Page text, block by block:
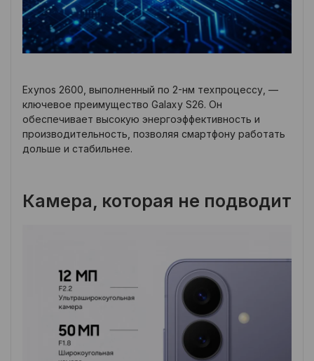
Exynos 2600, выполненный по 2-нм техпроцессу, —
ключевое преимущество Galaxy S26. Он
обеспечивает высокую энергоэффективность и
производительность, позволяя смартфону работать
дольше и стабильнее.
Камера, которая не подводит